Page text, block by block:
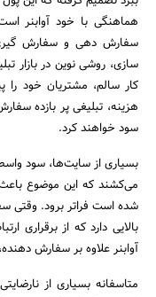
اما آوابنر برای اینکه این
ببرد تصمیم گرفته که این
هماهنگی با خود آوابنر
سفارش دهی و سفارش گیری
سازی، روشی نوین در بازار
کار سالم، مشتریان خود را
هزینه، تبلیغی پر بازده
سود خواهند کرد.
بسیاری از سایت‌ها، سود
می‌کشند که این موضوع
شده است فراتر برود. وقتی